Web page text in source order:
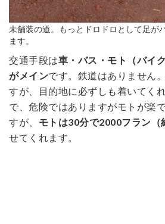
未舗装の道。もっとドロドロとして足が
ます。
交通手段は車・バス・モト（バイ
がメインです。鉄道はありません
すが、目的地に必ずしも着いてく
で、危険ではありますがモトが楽
すが、 モトは30分で2000フラン（
せてくれます。